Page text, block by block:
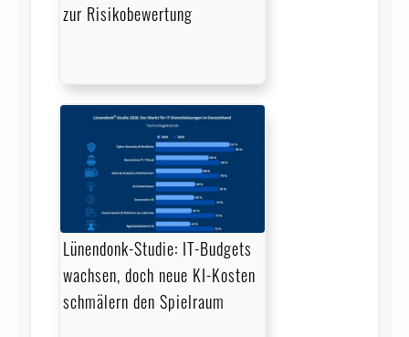
zur Risikobewertung
Lünendonk-Studie: IT-Budgets
wachsen, doch neue KI-Kosten
schmälern den Spielraum